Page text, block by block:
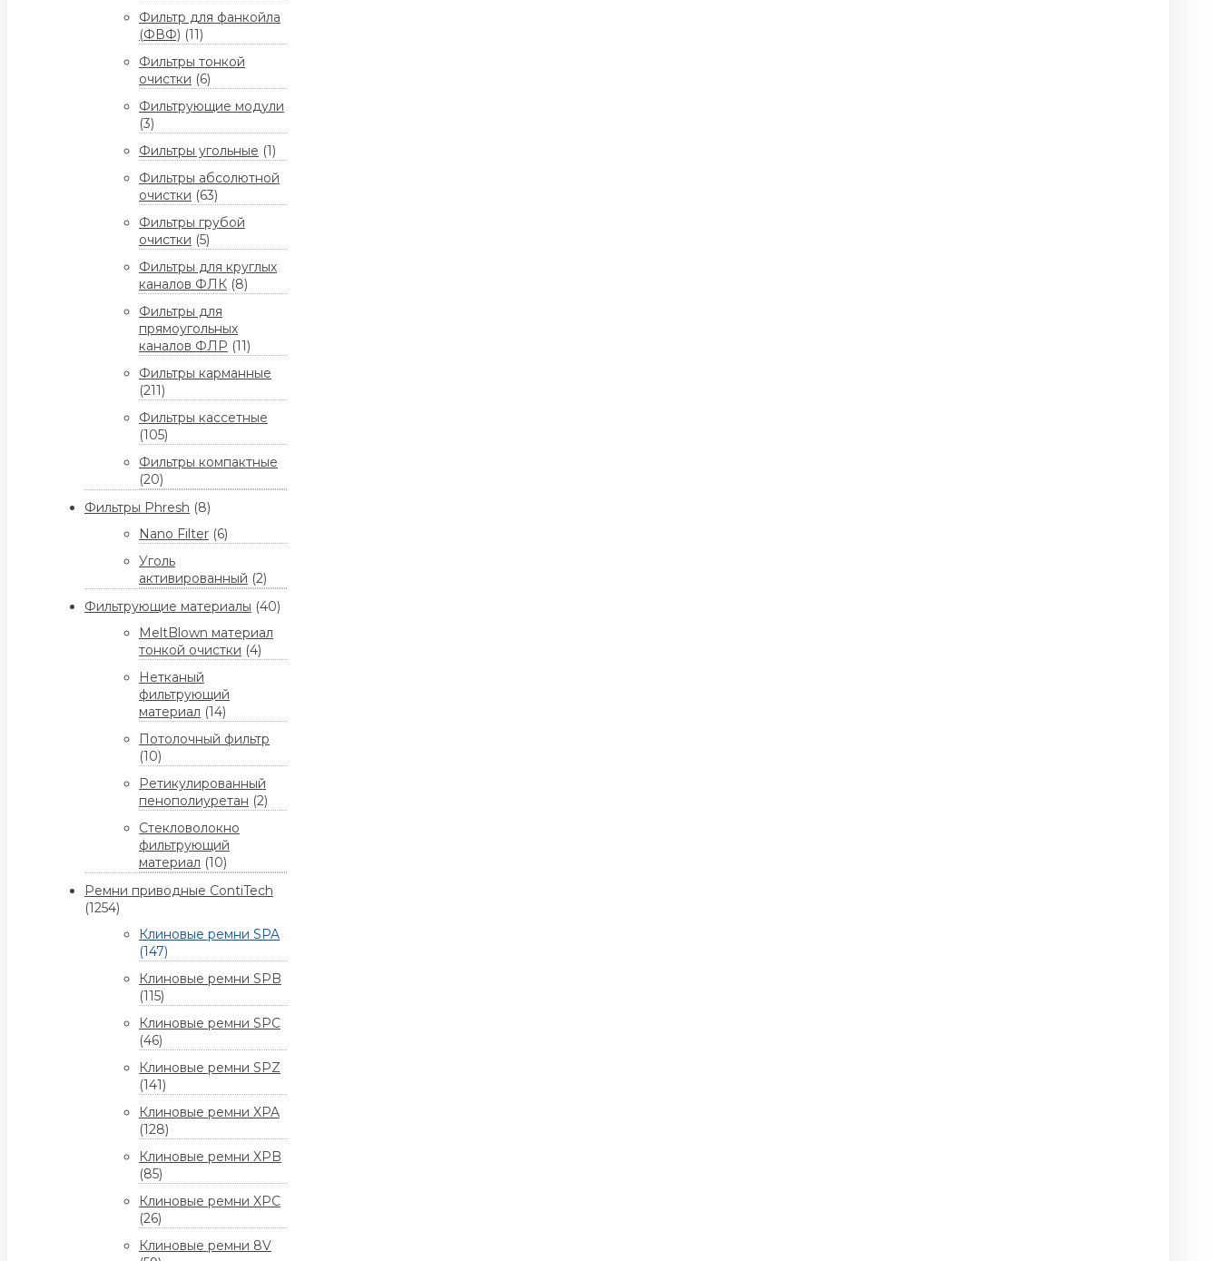
Фильтр для фанкойла
(ФВФ) (11)
Фильтры тонкой
очистки (6)
Фильтрующие модули
(3)
Фильтры угольные (1)
Фильтры абсолютной
очистки (63)
Фильтры грубой
очистки (5)
Фильтры для круглых
каналов ФЛК (8)
Фильтры для
прямоугольных
каналов ФЛР (11)
Фильтры карманные
(211)
Фильтры кассетные
(105)
Фильтры компактные
(20)
Фильтры Phresh (8)
Nano Filter (6)
Уголь
активированный (2)
Фильтрующие материалы (40)
MeltBlown материал
тонкой очистки (4)
Нетканый
фильтрующий
материал (14)
Потолочный фильтр
(10)
Ретикулированный
пенополиуретан (2)
Стекловолокно
фильтрующий
материал (10)
Ремни приводные ContiTech
(1254)
Клиновые ремни SPA
(147)
Клиновые ремни SPB
(115)
Клиновые ремни SPC
(46)
Клиновые ремни SPZ
(141)
Клиновые ремни XPA
(128)
Клиновые ремни XPB
(85)
Клиновые ремни XPC
(26)
Клиновые ремни 8V